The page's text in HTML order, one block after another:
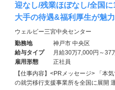
迎なし/残業ほぼなし/全国
大手の待遇&福利厚生が魅力
ウェルビー三宮中央センター
勤務地
神戸市 中央区
給与タイプ
月給30万7,000円～37
雇用形態
正社員
【仕事内容】<PRメッセージ> 「本
の就労移行支援事業所を全国に展開